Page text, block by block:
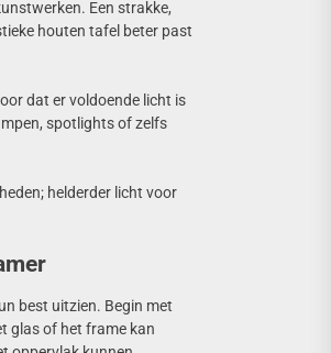
Een strakke,
houten tafel beter past
dat er voldoende licht is
spotlights of zelfs
helderder licht voor
best uitzien. Begin met
glas of het frame kan